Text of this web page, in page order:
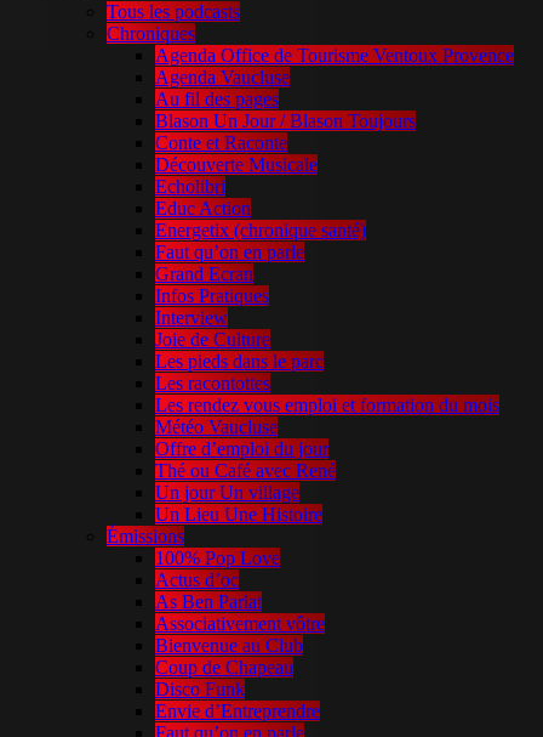
Tous les podcasts
Chroniques
Agenda Office de Tourisme Ventoux Provence
Agenda Vaucluse
Au fil des pages
Blason Un Jour / Blason Toujours
Conte et Raconte
Découverte Musicale
Echolibri
Educ Action
Energetix (chronique santé)
Faut qu’on en parle
Grand Ecran
Infos Pratiques
Interview
Joie de Culture
Les pieds dans le parc
Les racontottes
Les rendez vous emploi et formation du mois
Météo Vaucluse
Offre d’emploi du jour
Thé ou Café avec René
Un jour Un village
Un Lieu Une Histoire
Émissions
100% Pop Love
Actus d’oc
As Ben Parlat
Associativement vôtre
Bienvenue au Club
Coup de Chapeau
Disco Funk
Envie d’Entreprendre